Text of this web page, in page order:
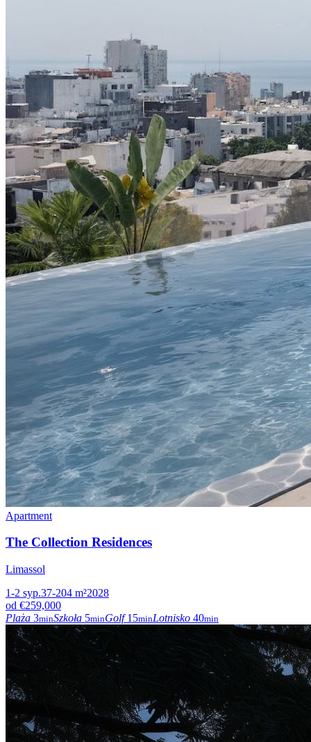
Apartment
The Collection Residences
Limassol
1-2 syp.37-204 m²2028
od €259,000
Plaża 3minSzkoła 5minGolf 15minLotnisko 40min